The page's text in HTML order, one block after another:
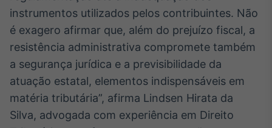
notícias e
Broadcast
Fundos
A melhor
plataforma para
analisar fundos
de investimento
instrumentos utilizados pelos contribuintes. Não
é exagero afirmar que, além do prejuízo fiscal, a
resistência administrativa compromete também
a segurança jurídica e a previsibilidade da
atuação estatal, elementos indispensáveis em
matéria tributária”, afirma Lindsen Hirata da
Silva, advogada com experiência em Direito